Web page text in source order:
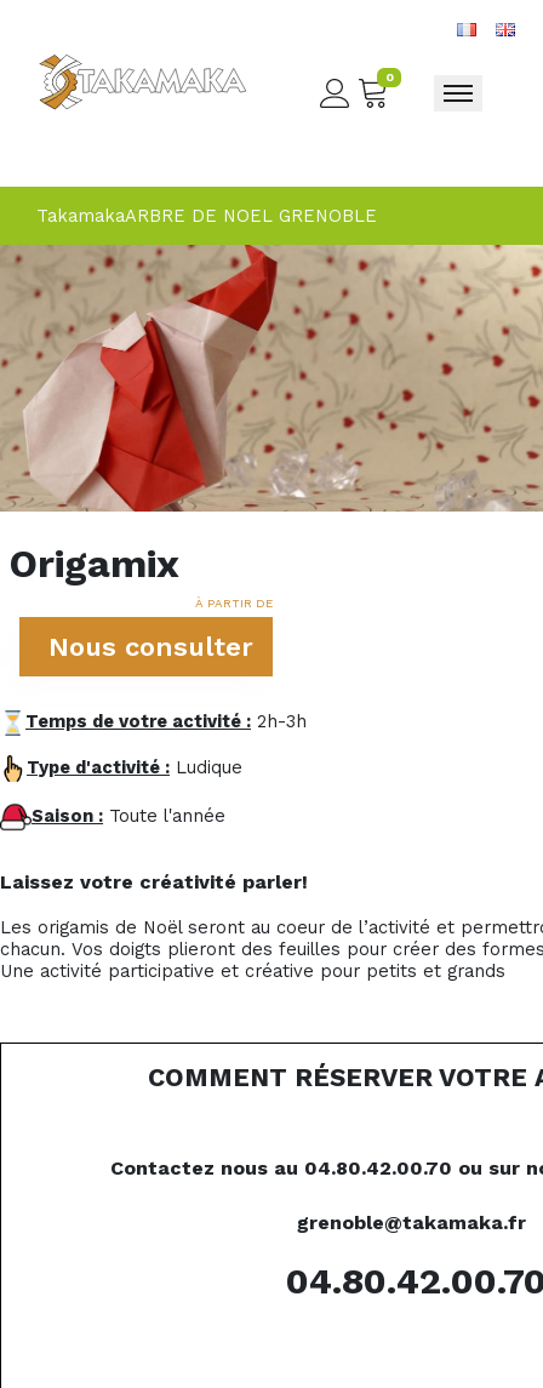
0
Toggle
TakamakaARBRE DE NOEL GRENOBLE
Origamix
À PARTIR DE
Nous consulter
Temps de votre activité : 2h-3h
Type d'activité : Ludique
Saison : Toute l'année
Laissez votre créativité parler!
Les origamis de Noël seront au coeur de l’activité et
chacun. Vos doigts plieront des feuilles pour créer des
Une activité participative et créative pour petits et grands
COMMENT RÉSERVER VOTRE
Contactez nous au 04.80.42.00.70 ou sur
grenoble@takamaka.fr